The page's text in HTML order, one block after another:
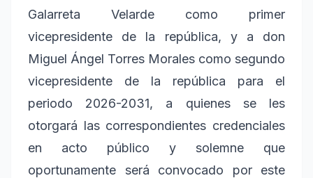
Galarreta Velarde como primer
vicepresidente de la república, y a don
Miguel Ángel Torres Morales como segundo
vicepresidente de la república para el
periodo 2026-2031, a quienes se les
otorgará las correspondientes credenciales
en acto público y solemne que
oportunamente será convocado por este